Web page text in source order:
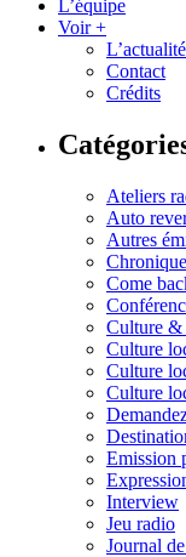
L’équipe
Voir +
Contact
Crédits
Ateliers
Auto
Autres
Come
Culture &
Culture
Culture
Culture
Emission
Interview
Jeu radio
Journal